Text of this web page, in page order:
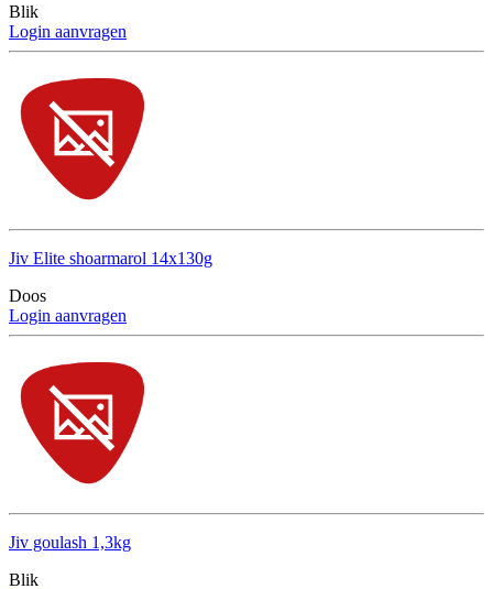
Blik
Login aanvragen
Jiv Elite shoarmarol 14x130g
Doos
Login aanvragen
Jiv goulash 1,3kg
Blik